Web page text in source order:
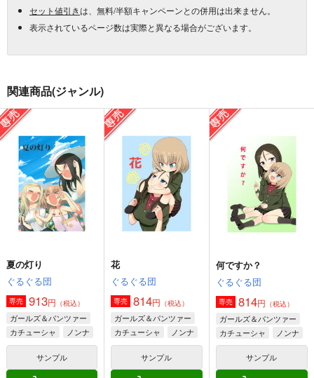
セット値引きは、無料/半額キャンペーンとの併用は出来ません。
表示されているページ数は実際と異なる場合がございます。
関連商品(ジャンル)
夏の灯り
ぐるぐる団
専売 913円 （税込）
ガールズ＆パンツァー
カチューシャ
ノンナ
クラーラ
サンプル
花
ぐるぐる団
専売 814円 （税込）
ガールズ＆パンツァー
カチューシャ
ノンナ
サンプル
何ですか？
ぐるぐる団
専売 814円 （税込）
ガールズ＆パンツァー
カチューシャ
ノンナ
サンプル